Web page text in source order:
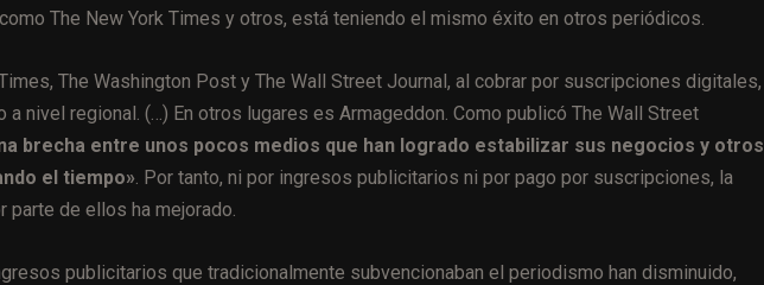
The New York Times y otros, está teniendo el mismo éxito en otros periódicos.
The Washington Post y The Wall Street Journal, al cobrar por suscripciones digitales,
nivel regional. (…) En otros lugares es Armageddon. Como publicó The Wall Street
brecha entre unos pocos medios que han logrado estabilizar sus negocios y otros
el tiempo» . Por tanto, ni por ingresos publicitarios ni por pago por suscripciones, la
de ellos ha mejorado.
publicitarios que tradicionalmente subvencionaban el periodismo han disminuido,